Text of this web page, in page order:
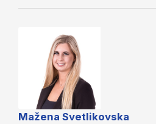
Mažena Svetlikovska